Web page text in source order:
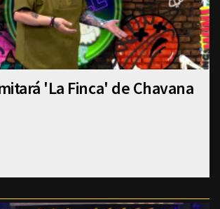
'La Finca' de Chavana